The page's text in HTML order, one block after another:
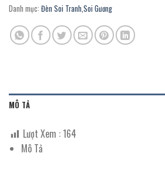
Danh mục: Đèn Soi Tranh,Soi Gương
MÔ TẢ
Lượt Xem :164
Mô Tả